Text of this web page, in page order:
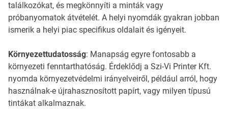
találkozókat, és megkönnyíti a minták vagy
próbanyomatok átvételét. A helyi nyomdák gyakran jobban
ismerik a helyi piac specifikus oldalait és igényeit.
Környezettudatosság: Manapság egyre fontosabb a
környezeti fenntarthatóság. Érdeklődj a Szi-Vi Printer Kft.
nyomda környezetvédelmi irányelveiről, például arról, hogy
használnak-e újrahasznosított papírt, vagy milyen típusú
tintákat alkalmaznak.